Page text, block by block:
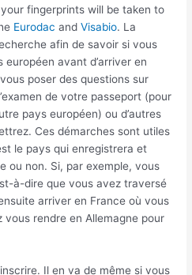
fingerprints will be taken to
Eurodac andVisabio. La
afin de savoir si vous
avant d’arriver en
poser des questions sur
de votre passeport (pour
pays européen) ou d’autres
Ces démarches sont utiles
le pays qui enregistrera et
ou non. Si, par exemple, vous
à-dire que vous avez traversé
arriver en France où vous
vous rendre en Allemagne pour
Il en va de même si vous